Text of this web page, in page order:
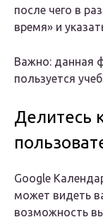
после чего в
время» и
Важно: данная
пользуется
Делитесь
Google
может видеть
возможность